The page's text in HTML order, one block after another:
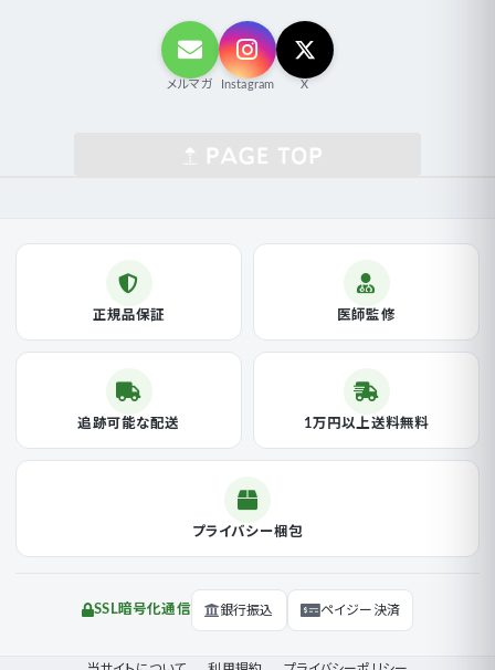
メルマガ Instagram X
正規品保証 医師監修
追跡可能な配送 1万円以上送料無料
プライバシー梱包
SSL暗号化通信 銀行振込 ペイジー決済